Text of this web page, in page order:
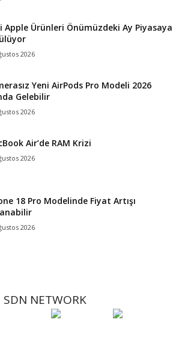
Apple Ürünleri Önümüzdeki Ay Piyasaya
2026
Yeni AirPods Pro Modeli 2026
Gelebilir
2026
Air’de RAM Krizi
2026
18 Pro Modelinde Fiyat Artışı
2026
SDN NETWORK